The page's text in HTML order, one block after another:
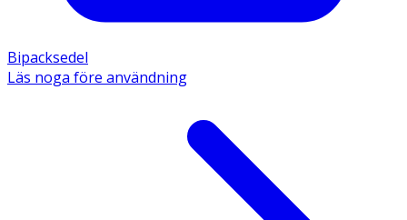
Bipacksedel
Läs noga före användning